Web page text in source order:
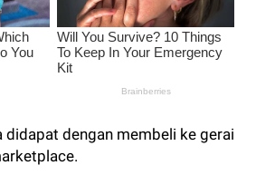
dengan membeli ke gerai